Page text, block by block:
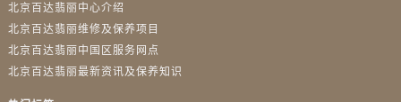
北京百达翡丽中心介绍
北京百达翡丽维修及保养项目
北京百达翡丽中国区服务网点
北京百达翡丽最新资讯及保养知识